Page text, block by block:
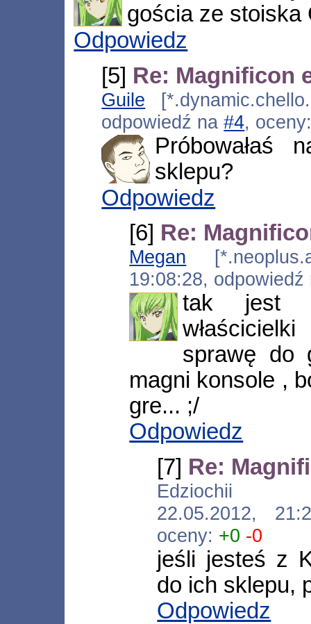
gościa ze stoiska
Odpowiedz
[5] Re: Magnificon
Guile
odpowiedź na#4,
Próbowałaś
sklepu?
Odpowiedz
[6] Re:
Megan
19:08:28,
tak jest
sprawę do
magni konsole ,
gre... ;/
Odpowiedz
[7] Re:
Edziochii
22.05.2012,
oceny: +0 -0
jeśli jesteś z
do ich sklepu,
Odpowiedz